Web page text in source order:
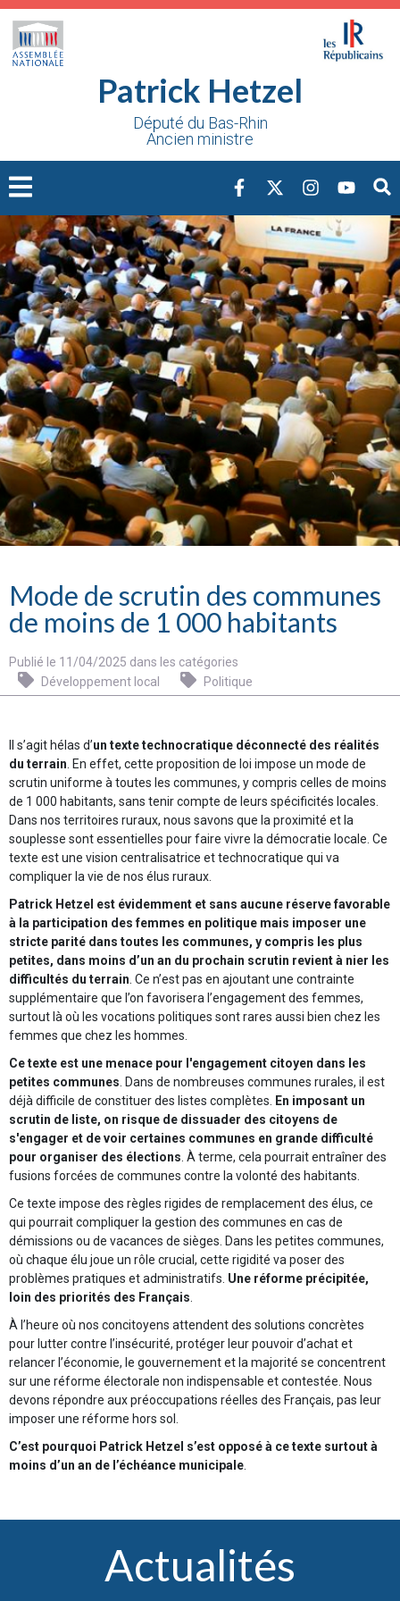
Patrick Hetzel
Député du Bas-Rhin
Ancien ministre
Mode de scrutin des communes
de moins de 1 000 habitants
Publié le 11/04/2025 dans les catégories
Développement local
Politique
Il s’agit hélas d’un texte technocratique déconnecté des réalités
du terrain. En effet, cette proposition de loi impose un mode de
scrutin uniforme à toutes les communes, y compris celles de moins
de 1 000 habitants, sans tenir compte de leurs spécificités locales.
Dans nos territoires ruraux, nous savons que la proximité et la
souplesse sont essentielles pour faire vivre la démocratie locale. Ce
texte est une vision centralisatrice et technocratique qui va
compliquer la vie de nos élus ruraux.
Patrick Hetzel est évidemment et sans aucune réserve favorable
à la participation des femmes en politique mais imposer une
stricte parité dans toutes les communes, y compris les plus
petites, dans moins d’un an du prochain scrutin revient à nier les
difficultés du terrain. Ce n’est pas en ajoutant une contrainte
supplémentaire que l’on favorisera l’engagement des femmes,
surtout là où les vocations politiques sont rares aussi bien chez les
femmes que chez les hommes.
Ce texte est une menace pour l'engagement citoyen dans les
petites communes. Dans de nombreuses communes rurales, il est
déjà difficile de constituer des listes complètes. En imposant un
scrutin de liste, on risque de dissuader des citoyens de
s'engager et de voir certaines communes en grande difficulté
pour organiser des élections. À terme, cela pourrait entraîner des
fusions forcées de communes contre la volonté des habitants.
Ce texte impose des règles rigides de remplacement des élus, ce
qui pourrait compliquer la gestion des communes en cas de
démissions ou de vacances de sièges. Dans les petites communes,
où chaque élu joue un rôle crucial, cette rigidité va poser des
problèmes pratiques et administratifs. Une réforme précipitée,
loin des priorités des Français.
À l’heure où nos concitoyens attendent des solutions concrètes
pour lutter contre l’insécurité, protéger leur pouvoir d’achat et
relancer l’économie, le gouvernement et la majorité se concentrent
sur une réforme électorale non indispensable et contestée. Nous
devons répondre aux préoccupations réelles des Français, pas leur
imposer une réforme hors sol.
C’est pourquoi Patrick Hetzel s’est opposé à ce texte surtout à
moins d’un an de l’échéance municipale.
Actualités
Cookies management panel